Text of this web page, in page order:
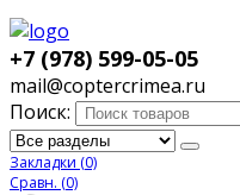
+7 (978) 599-05-05
mail@coptercrimea.ru
Поиск:
Закладки (0)
Сравн. (0)